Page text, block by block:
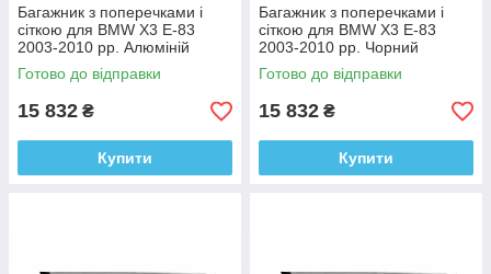
Багажник з поперечками і
сіткою для BMW X3 E-83
2003-2010 рр. Алюміній
Готово до відправки
15 832 ₴
Купити
Багажник з поперечками і
сіткою для BMW X3 E-83
2003-2010 рр. Чорний
Алюміній
Готово до відправки
15 832 ₴
Купити